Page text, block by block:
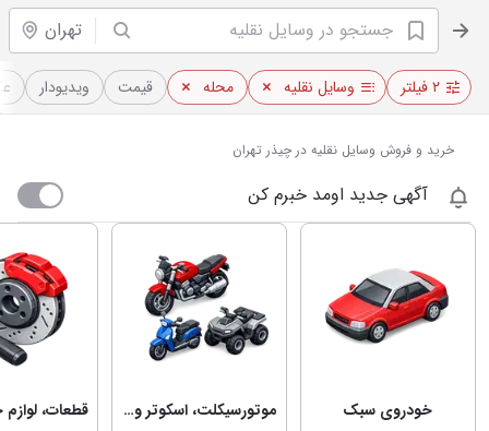
تهران
۲ فیلتر وسایل نقلیه محله قیمت ویدیو‌دار
خرید و فروش وسایل نقلیه در چیذر تهران
آگهی جدید اومد خبرم کن
خودروی سبک موتورسیکلت، اسکوتر و چهارچرخ